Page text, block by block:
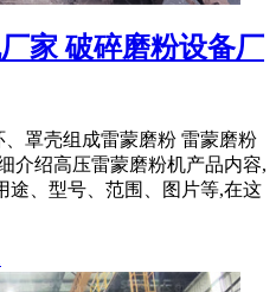
家 破碎磨粉设备厂
罩壳组成雷蒙磨粉 雷蒙磨粉
介绍高压雷蒙磨粉机产品内容,
途、型号、范围、图片等,在这